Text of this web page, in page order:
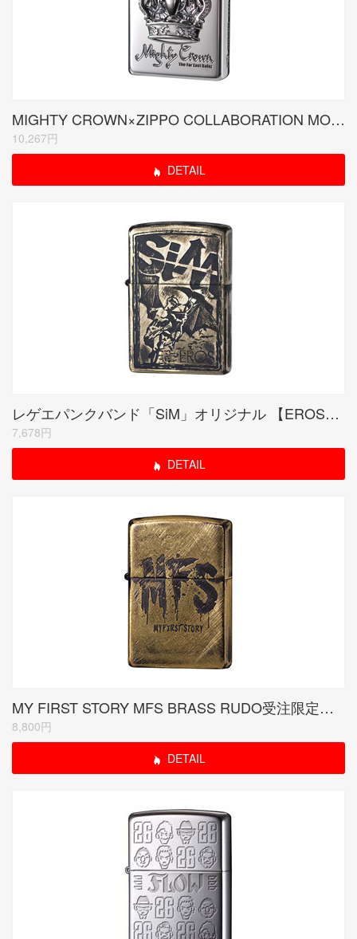
MIGHTY CROWN×ZIPPO COLLABORATION MODEL(受注生産限定品)
10,267円
DETAIL
レゲエパンクバンド「SiM」オリジナル 【EROS】 ブラスプレート
7,678円
DETAIL
MY FIRST STORY MFS BRASS RUDO受注限定モデル<当サイトは紹介のみ>
8,800円
DETAIL